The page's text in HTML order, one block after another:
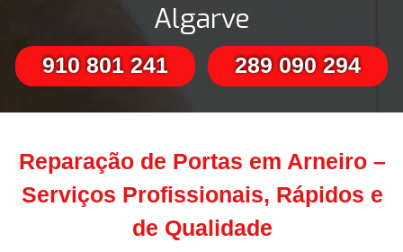
Algarve
910 801 241 289 090 294
Reparação de Portas em Arneiro –
Serviços Profissionais, Rápidos e
de Qualidade